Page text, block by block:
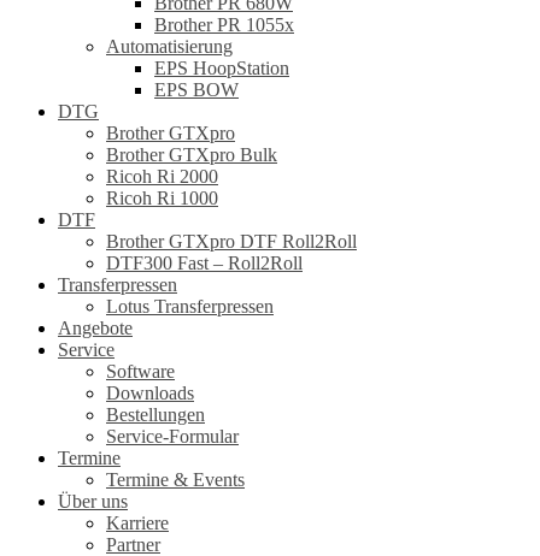
Brother PR 1055x
Automatisierung
EPS HoopStation
EPS BOW
DTG
Brother GTXpro
Brother GTXpro Bulk
Ricoh Ri 2000
Ricoh Ri 1000
DTF
Brother GTXpro DTF Roll2Roll
DTF300 Fast – Roll2Roll
Transferpressen
Lotus Transferpressen
Angebote
Service
Software
Downloads
Bestellungen
Service-Formular
Termine
Termine & Events
Über uns
Karriere
Partner